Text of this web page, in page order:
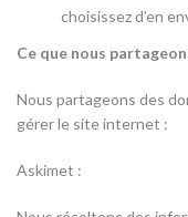
choisissez d’en
Ce que nous
Nous partageons des
gérer le site internet :
Askimet :